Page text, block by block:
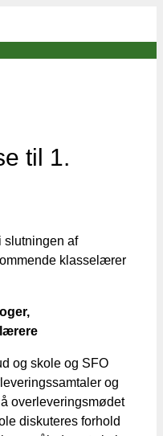
til 1.
af
klasselærer
og skole og SFO
og
overleveringsmødet
diskuteres forhold